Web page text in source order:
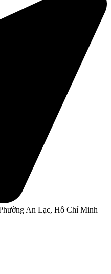
An Lạc, Hồ Chí Minh